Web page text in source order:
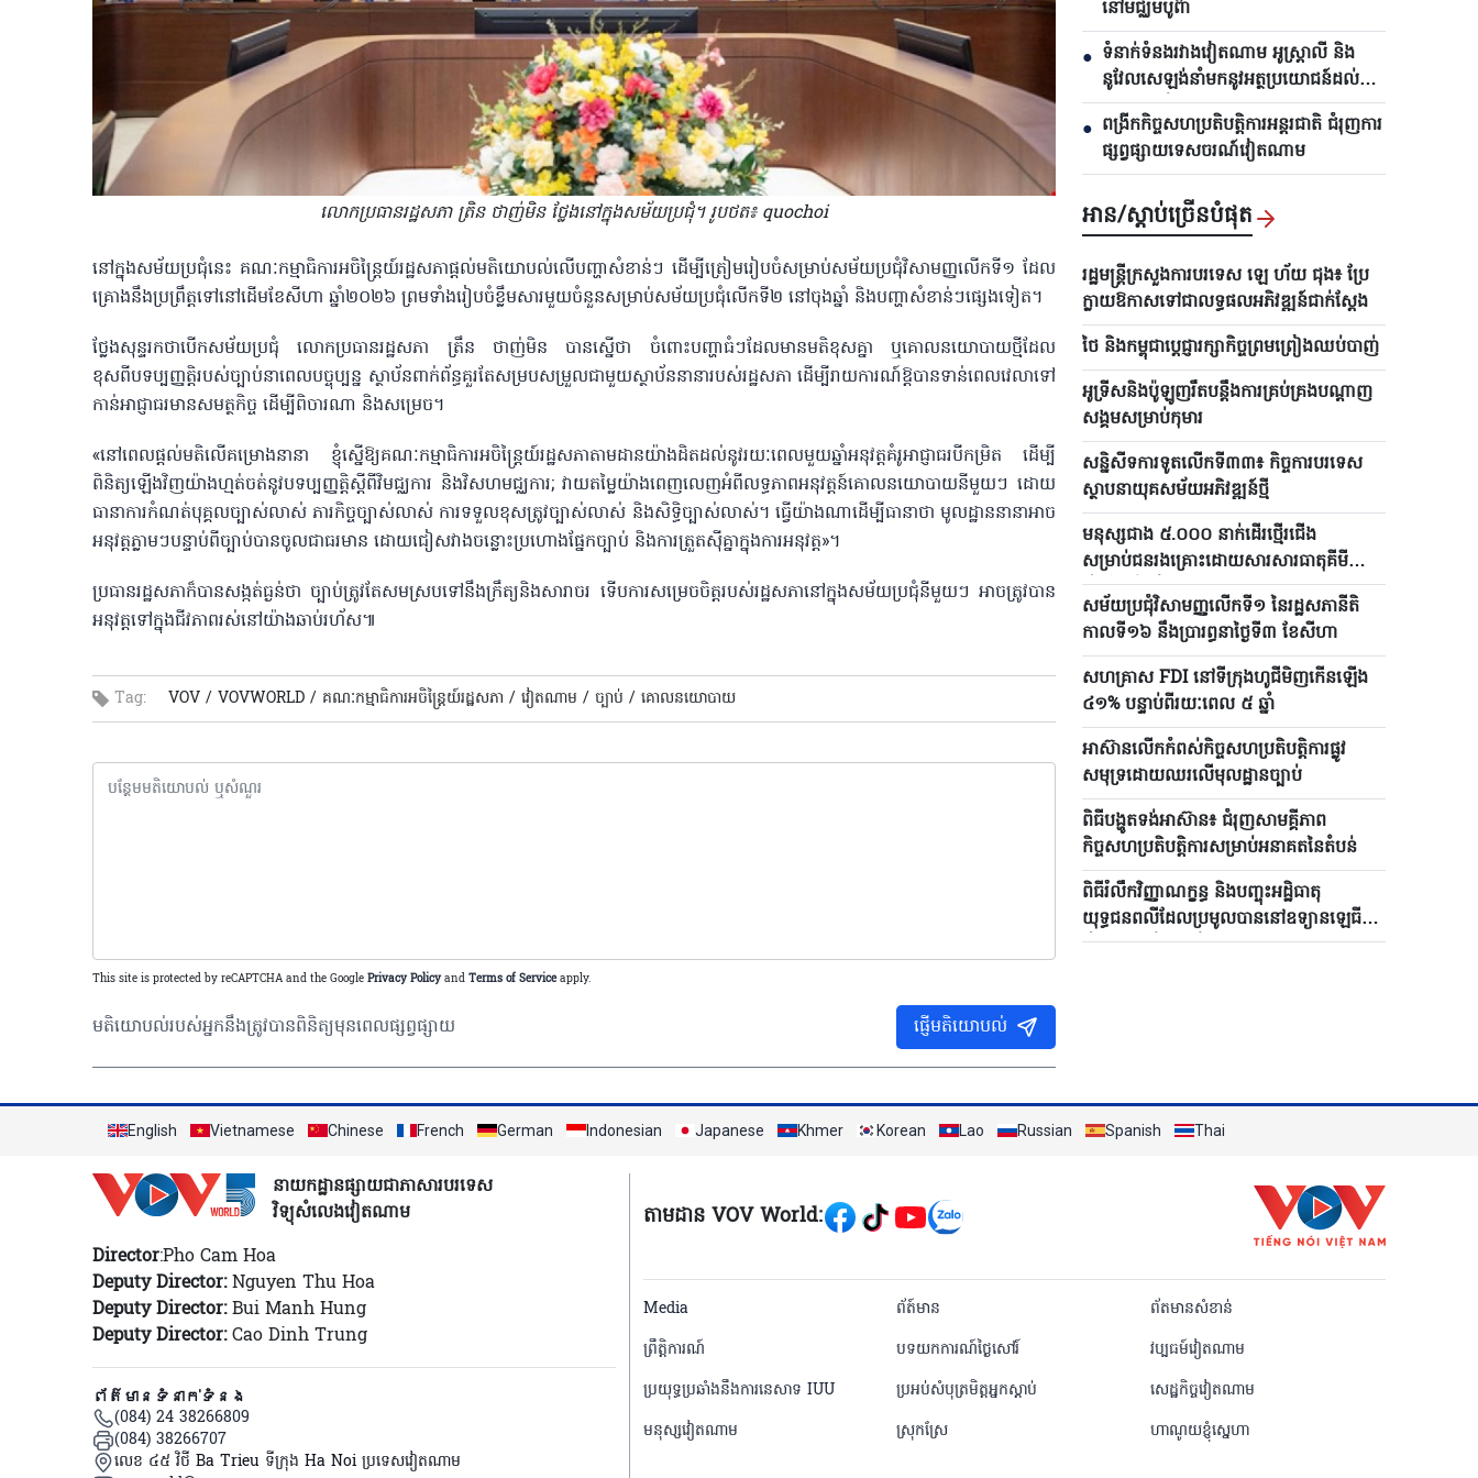
លោកប្រធាន​រដ្ឋសភា ត្រិន ថាញ់មិន ថ្លែងនៅក្នុង​សម័យ​ប្រជុំ​។ រូបថត៖ quochoi
នៅក្នុងសម័យប្រជុំនេះ គណៈកម្មាធិការអចិន្ត្រៃយ៍រដ្ឋសភាផ្តល់មតិ​យោបល់លើបញ្ហាសំខាន់ៗ ដើម្បីត្រៀមរៀបចំសម្រាប់សម័យប្រជុំ​វិសាមញ្ញលើកទី១ ដែល
គ្រោងនឹងប្រព្រឹត្តទៅនៅដើមខែសីហា ឆ្នាំ២០២៦ ព្រមទាំងរៀបចំខ្លឹមសារមួយចំនួនសម្រាប់សម័យប្រជុំលើកទី២ នៅចុងឆ្នាំ និងបញ្ហាសំខាន់ៗផ្សេងទៀត។
ថ្លែងសុន្ទរកថាបើកសម័យប្រជុំ លោកប្រធានរដ្ឋសភា ត្រឹន ថាញ់មិន បានស្នើថា ចំពោះបញ្ហាធំៗដែលមានមតិខុសគ្នា ឬគោលនយោបាយថ្មីដែល
ខុសពីបទប្បញ្ញត្តិ​របស់​ច្បាប់​នា​ពេល​បច្ចុប្បន្ន ស្ថាប័នពាក់ព័ន្ធគួរតែសម្របសម្រួលជាមួយស្ថាប័ននានារបស់​​រដ្ឋសភា ដើម្បីរាយការណ៍​ឱ្ត​បានទាន់ពេលវេលាទៅ
កាន់អាជ្ញាធរមានសមត្ថកិច្ច ដើម្បីពិចារណា និងសម្រេច។
«​នៅពេលផ្តល់មតិលើគម្រោងនានា ខ្ញុំស្នើឱ្យគណៈកម្មាធិការអចិន្ត្រៃយ៍រដ្ឋសភា​តាមដានយ៉ាងដិតដល់នូវរយៈពេល​មួយ​ឆ្នាំអនុវត្តគំរូអាជ្ញាធរបីកម្រិត ដើម្បី
ពិនិត្យឡើងវិញយ៉ាងហ្មត់ចត់នូវបទប្បញ្ញត្តិស្តីពីវិមជ្ឈការ និងវិសហ​មជ្ឈការ; វាយតម្លៃយ៉ាងពេញលេញអំពីលទ្ធភាព​អនុវត្តន៍គោលនយោបាយនីមួយៗ ដោយ
ធានាការកំណត់បុគ្គលច្បាស់លាស់ ភារកិច្ចច្បាស់លាស់ ការទទួលខុសត្រូវច្បាស់លាស់ និងសិទ្ធិ​ច្បាស់លាស់។ ធ្វើ​យ៉ាង​ណាដើម្បីធានាថា មូលដ្ឋាននានា​អាច
អនុវត្តភ្លាមៗបន្ទាប់ពី​ច្បាប់​បានចូលជាធរមាន ដោយជៀសវាងចន្លោះប្រហោងផ្នែកច្បាប់ និងការត្រួតស៊ីគ្នាក្នុងការអនុវត្ត»​។
ប្រធានរដ្ឋសភាក៏បានសង្កត់ធ្ងន់ថា ច្បាប់ត្រូវតែសម​ស្រប​ទៅ​នឹងក្រឹត្យនិងសារាចរ ទើបការសម្រេចចិត្តរបស់រដ្ឋសភានៅក្នុងសម័យប្រជុំនីមួយៗ អាចត្រូវបាន
អនុវត្ត​ទៅ​ក្នុង​ជីវភាពរស់នៅយ៉ាង​ឆាប់រហ័ស៕​
Tag: VOV / VOVWORLD / គណៈកម្មាធិការអចិន្ត្រៃយ៍រដ្ឋសភា / វៀតណាម​ / ច្បាប់​​ / គោល​នយោបាយ​
This site is protected by reCAPTCHA and the Google Privacy Policy and Terms of Serviceapply.
មតិយោបល់របស់អ្នកនឹងត្រូវបានពិនិត្យមុនពេលផ្សព្វផ្សាយ ផ្ញើមតិយោបល់
នៅមជ្ឈិមបូព៌ា
● ទំនាក់ទំនងរវាងវៀតណាម អូស្ត្រាលី និង
នូវែលសេឡង់នាំមកនូវអត្ថប្រយោជន៍ដល់
គ្រប់ភាគីទាំងអស់
● ពង្រីកកិច្ចសហប្រតិបត្តិការអន្តរជាតិ ជំរុញការ
ផ្សព្វផ្សាយទេសចរណ៍វៀតណាម
អាន/ស្តាប់ច្រើនបំផុត
រដ្ឋមន្ត្រីក្រសួងការបរទេស ឡេ ហ័យ ជុង៖ ប្រែ
ក្លាយឱកាសទៅជាលទ្ធផលអភិវឌ្ឍន៍ជាក់ស្តែង
ថៃ និងកម្ពុជាប្តេជ្ញារក្សាកិច្ចព្រមព្រៀងឈប់បាញ់
អូទ្រីសនិងប៉ូឡូញរឹតបន្តឹងការគ្រប់គ្រងបណ្តាញ
សង្គមសម្រាប់កុមារ
សន្និសីទការទូតលើកទី៣៣៖ កិច្ចការបរទេស
ស្ថាបនាយុគសម័យអភិវឌ្ឍន៍ថ្មី
មនុស្សជាង ៥.០០០ នាក់ដើរថ្មើរជើង
សម្រាប់ជនរងគ្រោះដោយសារសារធាតុគីមី
ព័ណ៌លឿងទុំនៅទីក្រុងហូជីមិញ
សម័យប្រជុំវិសាមញ្ញលើកទី១ នៃរដ្ឋសភានីតិ
កាលទី១៦ នឹងប្រារព្ធនាថ្ងៃទី៣ ខែសីហា
សហគ្រាស FDI នៅទីក្រុងហូជីមិញកើនឡើង
៤១% បន្ទាប់ពីរយៈពេល ៥ ឆ្នាំ
អាស៊ានលើកកំពស់កិច្ចសហប្រតិបត្តិការផ្លូវ
សមុទ្រដោយឈរលើមុលដ្ឋានច្បាប់
ពិធីបង្ហូតទង់អាស៊ាន៖ ជំរុញសាមគ្គីភាព
កិច្ចសហប្រតិបត្តិការសម្រាប់អនាគតនៃតំបន់
ពិធីរំលឹកវិញ្ញាណក្ខន្ធ និងបញ្ចុះអដ្ឋិធាតុ
យុទ្ធជនពលីដែលប្រមូលបាននៅឧទ្យានឡេធី
រៀងគ្រោងនឹងប្រព្រឹត្តទៅនៅខែសីហា
English Vietnamese Chinese French German Indonesian Japanese Khmer Korean Lao Russian Spanish Thai
នាយកដ្ឋានផ្សាយជាភាសារបរទេស
វិទ្យុសំលេងវៀតណាម
Director:Pho Cam Hoa
Deputy Director:Nguyen Thu Hoa
Deputy Director:Bui Manh Hung
Deputy Director:Cao Dinh Trung
ព័ត៌មានទំនាក់ទំនង
(084) 24 38266809
(084) 38266707
លេខ ៤៥ វិថី Ba Trieu ទីក្រុង Ha Noi ប្រទេសវៀតណាម
Mạng xã hội
តាមដាន VOV World:
menu footer tiếng Khmer
Media ព័ត៍មាន
ព័តមានសំខាន់
ព្រឹត្តិការណ៍
បទយកការណ៍ថ្ងៃសៅរ៍
វប្បធម៍វៀតណាម
ប្រយុទ្ធប្រឆាំងនឹងការនេសាទ IUU
ប្រអប់សំបុត្រមិត្តអ្នកស្តាប់
សេដ្ឋកិច្ចវៀតណាម
មនុស្សវៀតណាម
ស្រុកស្រែ ហាណូយខ្ញុំស្នេហា